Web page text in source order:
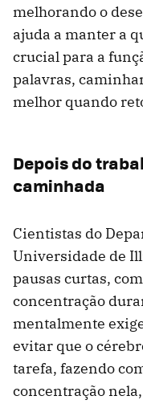
melhorando o
ajuda a manter a
crucial para a
palavras,
melhor quando
Depois do
caminhada
Cientistas do
Universidade de
pausas curtas,
concentração
mentalmente
evitar que o
tarefa, fazendo
concentração